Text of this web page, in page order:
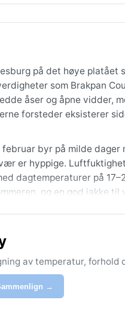
på det høye platået
som Brakpan
åser og åpne vidder,
forsteder eksisterer
byr på milde dager
er hyppige.
dagtemperaturer på
og en god jakke
hagl og kraftige
Brakpan ligger
til utforskning året rundt.
av temperatur, forhold
→